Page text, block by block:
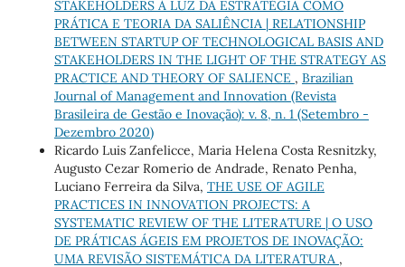
STAKEHOLDERS À LUZ DA ESTRATÉGIA COMO
PRÁTICA E TEORIA DA SALIÊNCIA | RELATIONSHIP
BETWEEN STARTUP OF TECHNOLOGICAL BASIS AND
STAKEHOLDERS IN THE LIGHT OF THE STRATEGY AS
PRACTICE AND THEORY OF SALIENCE , Brazilian
Journal of Management and Innovation (Revista
Brasileira de Gestão e Inovação): v. 8, n. 1 (Setembro -
Dezembro 2020)
Ricardo Luis Zanfelicce, Maria Helena Costa Resnitzky,
Augusto Cezar Romerio de Andrade, Renato Penha,
Luciano Ferreira da Silva, THE USE OF AGILE
PRACTICES IN INNOVATION PROJECTS: A
SYSTEMATIC REVIEW OF THE LITERATURE | O USO
DE PRÁTICAS ÁGEIS EM PROJETOS DE INOVAÇÃO:
UMA REVISÃO SISTEMÁTICA DA LITERATURA ,